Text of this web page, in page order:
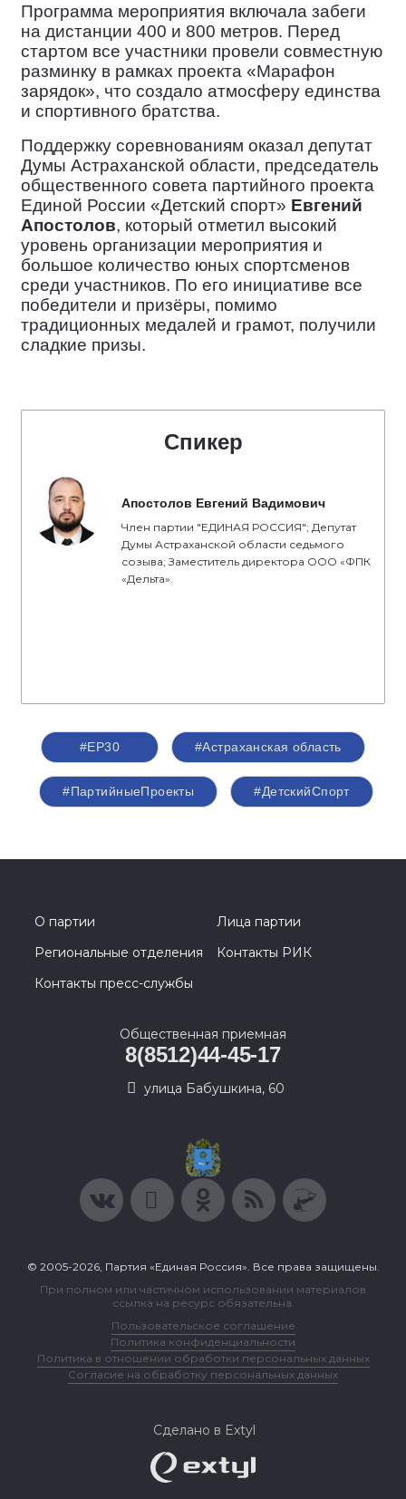
Программа мероприятия включала забеги
на дистанции 400 и 800 метров. Перед
стартом все участники провели совместную
разминку в рамках проекта «Марафон
зарядок», что создало атмосферу единства
и спортивного братства.
Поддержку соревнованиям оказал депутат
Думы Астраханской области, председатель
общественного совета партийного проекта
Единой России «Детский спорт» Евгений
Апостолов, который отметил высокий
уровень организации мероприятия и
большое количество юных спортсменов
среди участников. По его инициативе все
победители и призёры, помимо
традиционных медалей и грамот, получили
сладкие призы.
Спикер
Апостолов Евгений Вадимович
Член партии "ЕДИНАЯ РОССИЯ"; Депутат
Думы Астраханской области седьмого
созыва; Заместитель директора ООО «ФПК
«Дельта».
#ЕР30 #Астраханская область
#ПартийныеПроекты #ДетскийСпорт
О партии
Лица партии
Региональные отделения
Контакты РИК
Контакты пресс-службы
Общественная приемная
8(8512)44-45-17
улица Бабушкина, 60
© 2005-2026, Партия «Единая Россия». Все права защищены.
При полном или частичном использовании материалов
ссылка на ресурс обязательна.
Пользовательское соглашение
Политика конфиденциальности
Политика в отношении обработки персональных данных
Согласие на обработку персональных данных
Сделано в Extyl